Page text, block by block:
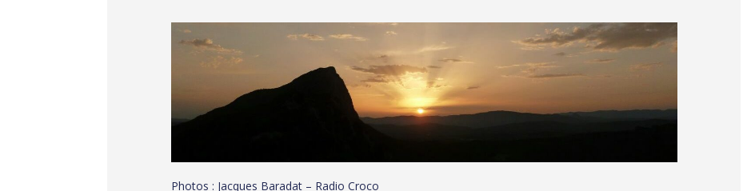
Photos : Jacques Baradat – Radio Croco